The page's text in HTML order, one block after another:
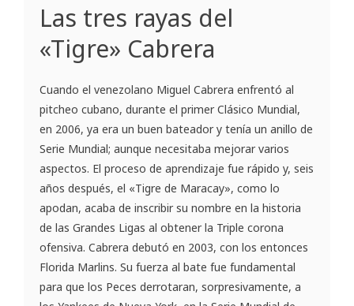
Las tres rayas del
«Tigre» Cabrera
Cuando el venezolano Miguel Cabrera enfrentó al
pitcheo cubano, durante el primer Clásico Mundial,
en 2006, ya era un buen bateador y tenía un anillo de
Serie Mundial; aunque necesitaba mejorar varios
aspectos. El proceso de aprendizaje fue rápido y, seis
años después, el «Tigre de Maracay», como lo
apodan, acaba de inscribir su nombre en la historia
de las Grandes Ligas al obtener la Triple corona
ofensiva. Cabrera debutó en 2003, con los entonces
Florida Marlins. Su fuerza al bate fue fundamental
para que los Peces derrotaran, sorpresivamente, a